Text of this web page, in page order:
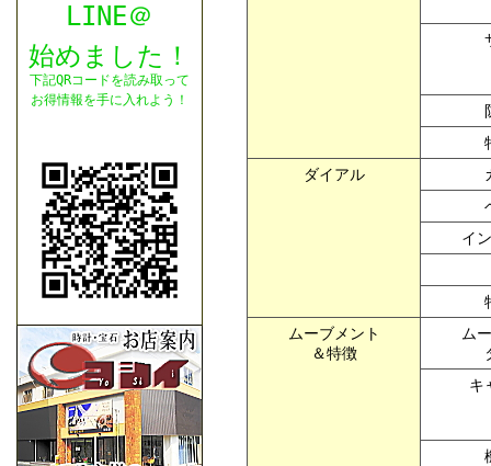
LINE＠
始めました！
下記QRコードを読み取って
お得情報を手に入れよう！
ダイアル
イ
ムーブメント
＆特徴
ム
キ